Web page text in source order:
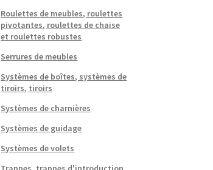
Roulettes de meubles, roulettes
pivotantes, roulettes de chaise
et roulettes robustes
Serrures de meubles
Systèmes de boîtes, systèmes de
tiroirs, tiroirs
Systèmes de charnières
Systèmes de guidage
Systèmes de volets